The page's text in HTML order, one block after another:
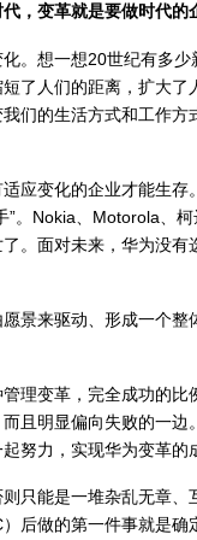
，变革就是要做时代的
想一想20世纪有多少
了人们的距离，扩大了
们的生活方式和工作
变化的企业才能生存
”。Nokia、Motorola、
。面对未来，华为没
来驱动、形成一个整
变革，完全成功的比
且明显偏向失败的一
努力，实现华为变革的
能是一堆杂乱无章、
后做的第一件事就是